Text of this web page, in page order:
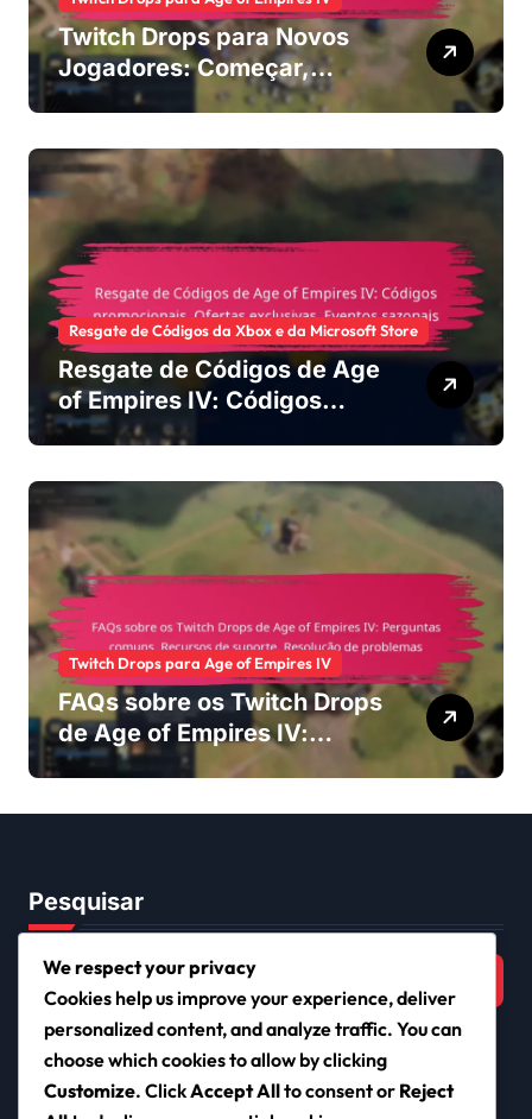
Twitch Drops para Novos
Jogadores: Começar,
Configuração da Conta,
Resgate de Códigos da Xbox e da Microsoft Store
Resgate de Códigos de Age
of Empires IV: Códigos
promocionais, Ofertas
sazonais
Twitch Drops para Age of Empires IV
FAQs sobre os Twitch Drops
de Age of Empires IV:
Perguntas comuns,
Pesquisar
Search
for:
We respect your privacy
Cookies help us improve your experience, deliver
personalized content, and analyze traffic. You can
choose which cookies to allow by clicking
Customize. ClickAccept Allto consent or Reject